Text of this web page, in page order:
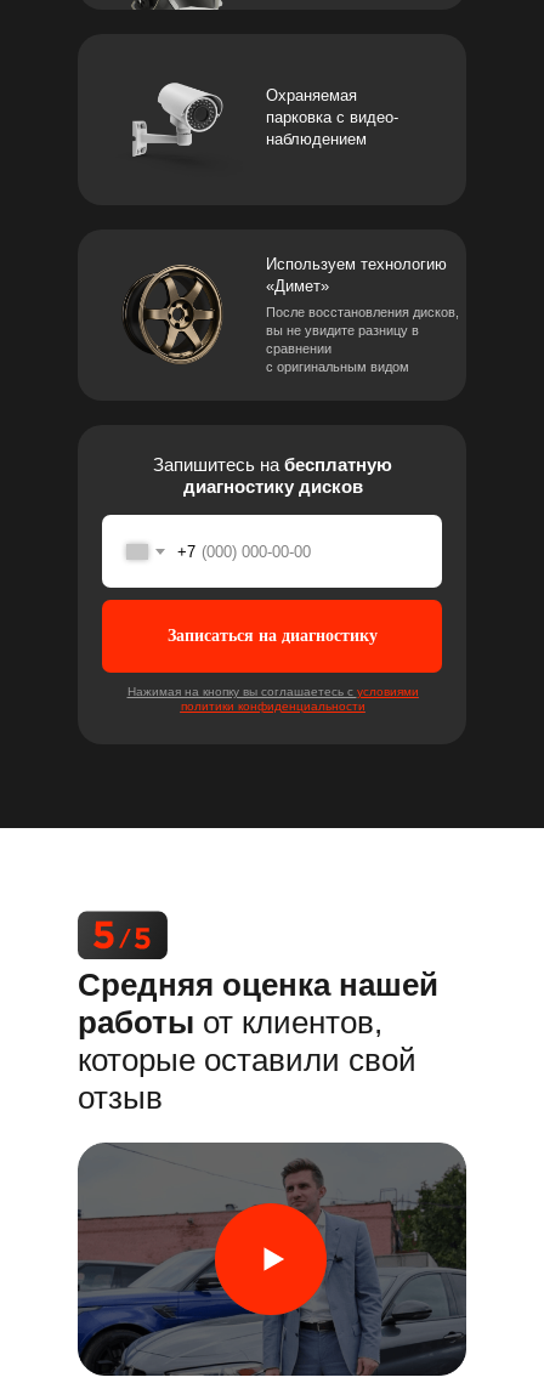
Охраняемая
парковка с видео-
наблюдением
Используем технологию
«Димет»
После восстановления дисков,
вы не увидите разницу в
сравнении
с оригинальным видом
Запишитесь на бесплатную
диагностику дисков
+7
Записаться на диагностику
Нажимая на кнопку вы соглашаетесь с условиями
политики конфиденциальности
Средняя оценка нашей
работы от клиентов,
которые оставили свой
отзыв